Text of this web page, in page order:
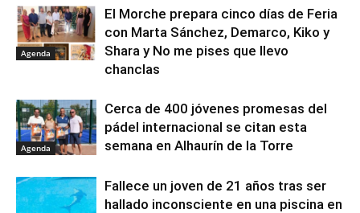
Agenda
El Morche prepara cinco días de Feria
con Marta Sánchez, Demarco, Kiko y
Shara y No me pises que llevo
chanclas
Agenda
Cerca de 400 jóvenes promesas del
pádel internacional se citan esta
semana en Alhaurín de la Torre
Fallece un joven de 21 años tras ser
hallado inconsciente en una piscina en